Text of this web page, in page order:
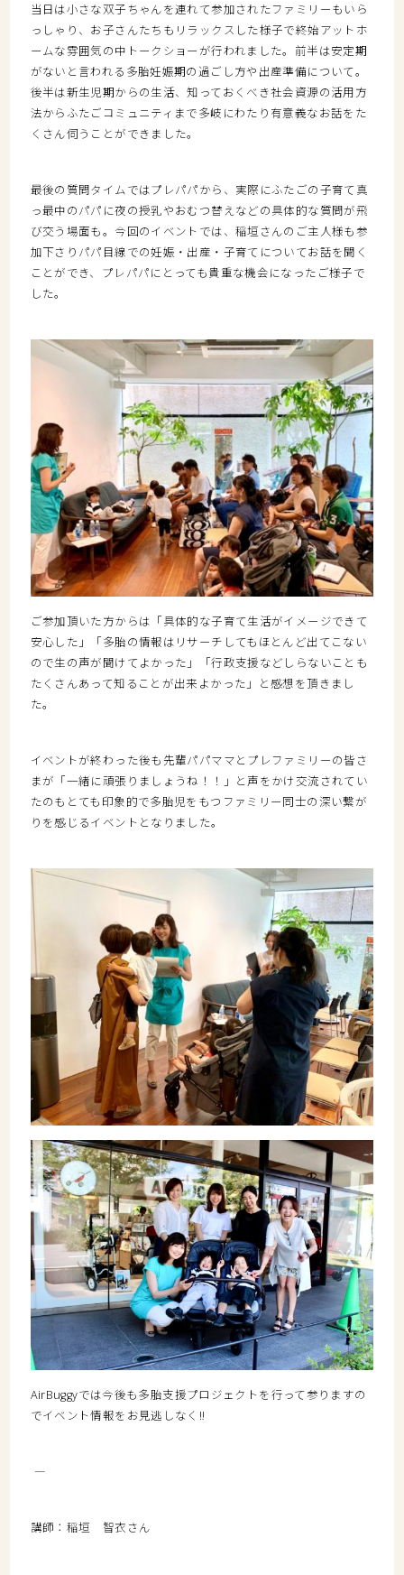
当日は小さな双子ちゃんを連れて参加されたファミリーもいら
っしゃり、お子さんたちもリラックスした様子で終始アットホ
ームな雰囲気の中トークショーが行われました。前半は安定期
がないと言われる多胎妊娠期の過ごし方や出産準備について。
後半は新生児期からの生活、知っておくべき社会資源の活用方
法からふたごコミュニティまで多岐にわたり有意義なお話をた
くさん伺うことができました。
最後の質問タイムではプレパパから、実際にふたごの子育て真
っ最中のパパに夜の授乳やおむつ替えなどの具体的な質問が飛
び交う場面も。今回のイベントでは、稲垣さんのご主人様も参
加下さりパパ目線での妊娠・出産・子育てについてお話を聞く
ことができ、プレパパにとっても貴重な機会になったご様子で
した。
ご参加頂いた方からは「具体的な子育て生活がイメージできて
安心した」「多胎の情報はリサーチしてもほとんど出てこない
ので生の声が聞けてよかった」「行政支援などしらないことも
たくさんあって知ることが出来よかった」と感想を頂きまし
た。
イベントが終わった後も先輩パパママとプレファミリーの皆さ
まが「一緒に頑張りましょうね！！」と声をかけ交流されてい
たのもとても印象的で多胎児をもつファミリー同士の深い繋が
りを感じるイベントとなりました。
AirBuggyでは今後も多胎支援プロジェクトを行って参りますの
でイベント情報をお見逃しなく‼️
――――――――――――――――――――――――――――――――――――――――
講師：稲垣 智衣さん